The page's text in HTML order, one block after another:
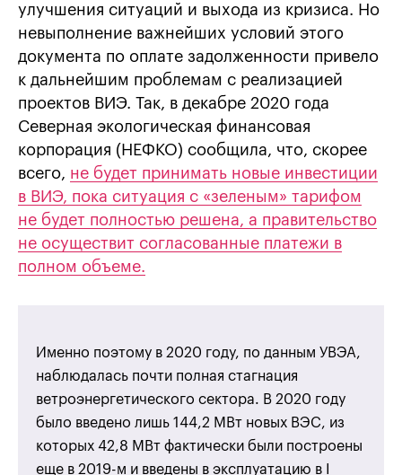
улучшения ситуаций и выхода из кризиса. Но
невыполнение важнейших условий этого
документа по оплате задолженности привело
к дальнейшим проблемам с реализацией
проектов ВИЭ. Так, в декабре 2020 года
Северная экологическая финансовая
корпорация (НЕФКО) сообщила, что, скорее
всего, не будет принимать новые инвестиции
в ВИЭ, пока ситуация с «зеленым» тарифом
не будет полностью решена, а правительство
не осуществит согласованные платежи в
полном объеме.
Именно поэтому в 2020 году, по данным УВЭА,
наблюдалась почти полная стагнация
ветроэнергетического сектора. В 2020 году
было введено лишь 144,2 МВт новых ВЭС, из
которых 42,8 МВт фактически были построены
еще в 2019-м и введены в эксплуатацию в I